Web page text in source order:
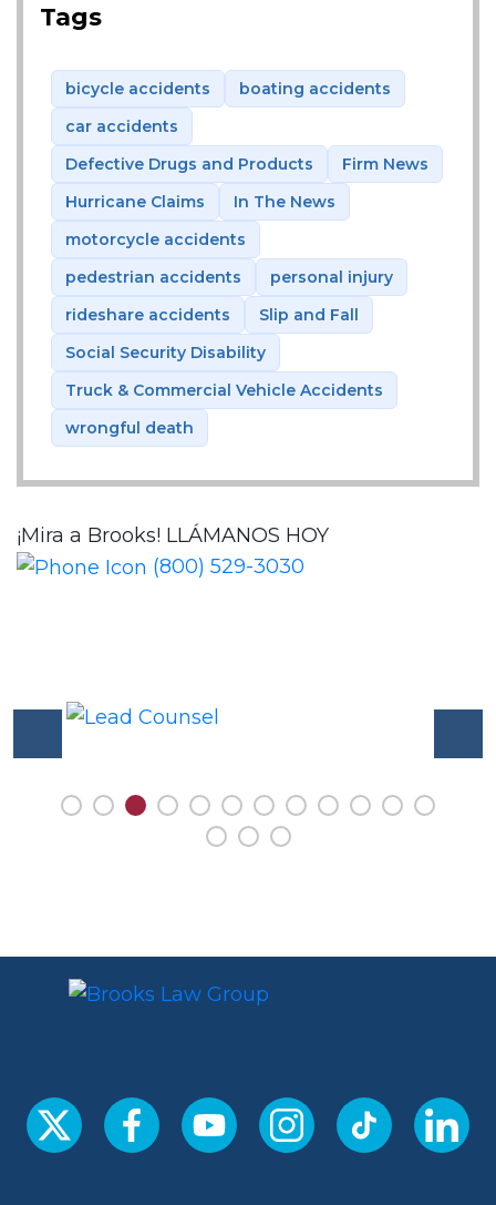
Tags
bicycle accidents
boating accidents
car accidents
Defective Drugs and Products
Firm News
Hurricane Claims
In The News
motorcycle accidents
pedestrian accidents
personal injury
rideshare accidents
Slip and Fall
Social Security Disability
Truck & Commercial Vehicle Accidents
wrongful death
¡Mira a Brooks! LLÁMANOS HOY
(800) 529-3030